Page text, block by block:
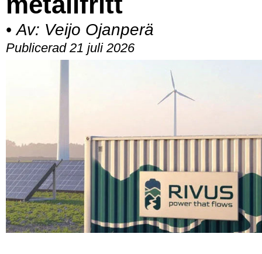
• Av: Veijo Ojanperä
Publicerad 21 juli 2026